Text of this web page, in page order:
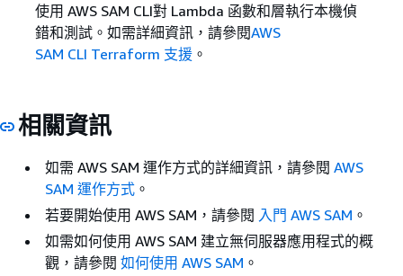
使用 AWS SAM CLI對 Lambda 函數和層執行本機偵
錯和測試。如需詳細資訊，請參閱AWS
SAM CLI Terraform 支援。
相關資訊
如需 AWS SAM 運作方式的詳細資訊，請參閱 AWS
SAM 運作方式 。
若要開始使用 AWS SAM，請參閱 入門 AWS SAM 。
如需如何使用 AWS SAM 建立無伺服器應用程式的概
觀，請參閱 如何使用 AWS SAM 。